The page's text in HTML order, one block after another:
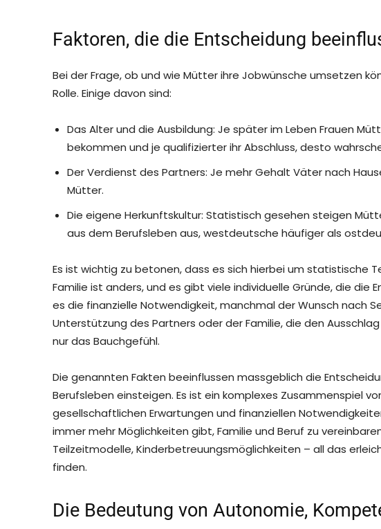
Faktoren, die die Entscheidung
Bei der Frage, ob und wie Mütter ihre Jobwünsche umsetzen
Rolle. Einige davon sind:
Das Alter und die Ausbildung: Je später im Leben Frauen
bekommen und je qualifizierter ihr Abschluss, desto
Der Verdienst des Partners: Je mehr Gehalt Väter nach
Mütter.
Die eigene Herkunftskultur: Statistisch gesehen steigen
aus dem Berufsleben aus, westdeutsche häufiger als
Es ist wichtig zu betonen, dass es sich hierbei um statistische
Familie ist anders, und es gibt viele individuelle Gründe, die die
es die finanzielle Notwendigkeit, manchmal der Wunsch nach
Unterstützung des Partners oder der Familie, die den
nur das Bauchgefühl.
Die genannten Fakten beeinflussen massgeblich die
Berufsleben einsteigen. Es ist ein komplexes Zusammenspiel
gesellschaftlichen Erwartungen und finanziellen
immer mehr Möglichkeiten gibt, Familie und Beruf zu
Teilzeitmodelle, Kinderbetreuungsmöglichkeiten – all das
finden.
Die Bedeutung von Autonomie,